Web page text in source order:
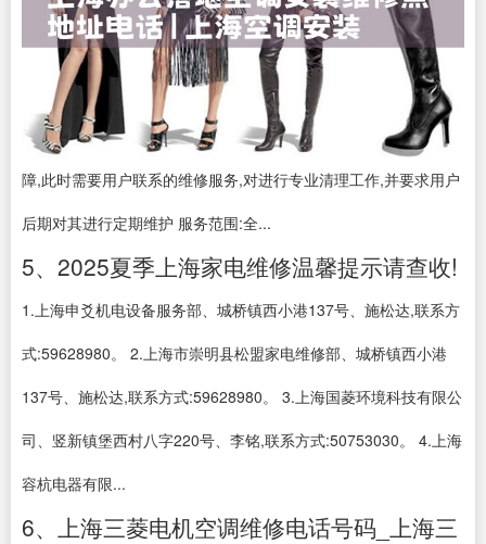
障,此时需要用户联系的维修服务,对进行专业清理工作,并要求用户
后期对其进行定期维护 服务范围:全...
5、2025夏季上海家电维修温馨提示请查收!
1.上海申爻机电设备服务部、城桥镇西小港137号、施松达,联系方
式:59628980。 2.上海市崇明县松盟家电维修部、城桥镇西小港
137号、施松达,联系方式:59628980。 3.上海国菱环境科技有限公
司、竖新镇堡西村八字220号、李铭,联系方式:50753030。 4.上海
容杭电器有限...
6、上海三菱电机空调维修电话号码_上海三